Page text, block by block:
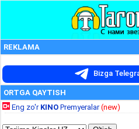
REKLAMA
Bizga
ORTGA QAYTISH
Eng zo'r KINO Premyeralar(new)